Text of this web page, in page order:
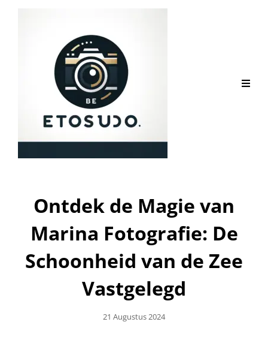
Ontdek de Magie van
Marina Fotografie: De
Schoonheid van de Zee
Vastgelegd
Geplaatst
21 Augustus 2024